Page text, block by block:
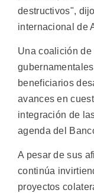
destructivos",
internacional de
Una coalición
beneficiarios
avances en
integración de
agenda del
A pesar de sus
continúa
proyectos